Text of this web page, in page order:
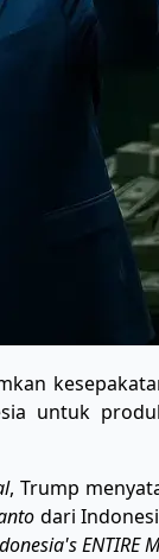
untuk
, Trump
dari
ENTIRE